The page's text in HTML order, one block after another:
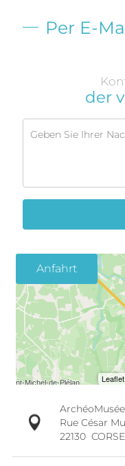
Per E-
der
Anfahrt
Rue César
22130